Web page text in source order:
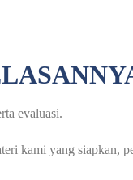
evaluasi.
kami yang siapkan,